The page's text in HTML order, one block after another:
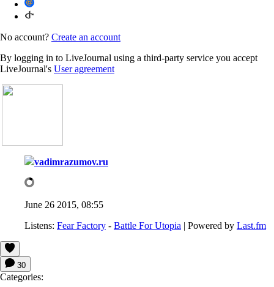
No account? Create an account
By logging in to LiveJournal using a third-party service you accept
LiveJournal's User agreement
vadimrazumov.ru
June 26 2015, 08:55
Listens: Fear Factory - Battle For Utopia | Powered by Last.fm
30
Categories: